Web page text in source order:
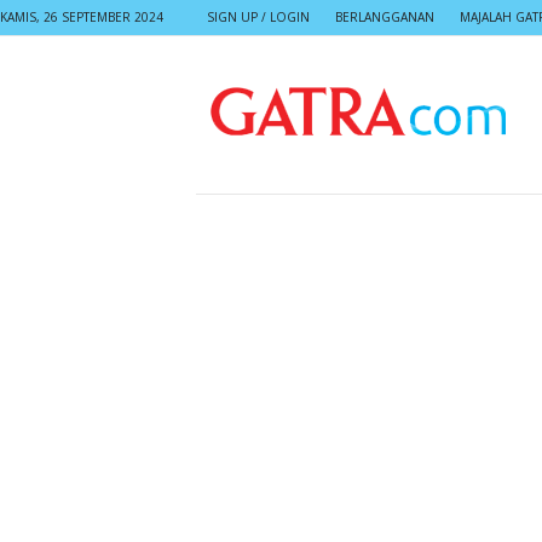
KAMIS, 26 SEPTEMBER 2024 SIGN UP / LOGIN BERLANGGANAN MAJALAH